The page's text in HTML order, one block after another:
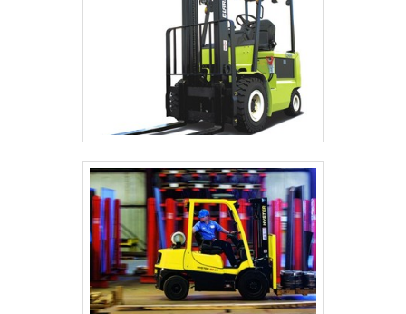
consequentemente, serem colocadas à
disposição de todos os clientes, recebem
avaliações para saber se o equipamento
está em boas condições de uso e se está
apto para suprir com as mais variadas
necessidades apresentadas pelos
clientes.As empresas que fazem a compra e
venda de empilhadeira usada possuem
funcionários experientes que conseguem
realizar avaliações em todo tipo de
empilhadeira, seja ela uma empilhadeira
elétrica, uma empilhadeira manual, entre
outras.Mas para encontrar uma empresa
realmente qualificada para apresentar